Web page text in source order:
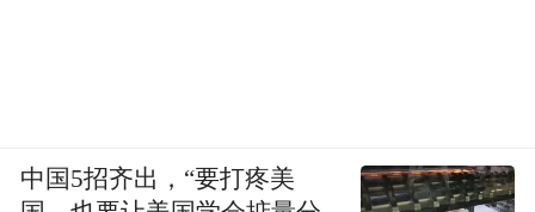
中国5招齐出，“要打疼美